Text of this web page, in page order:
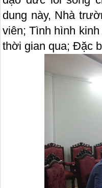
dung này, Nhà
viên; Tình hình
thời gian qua; Đặc